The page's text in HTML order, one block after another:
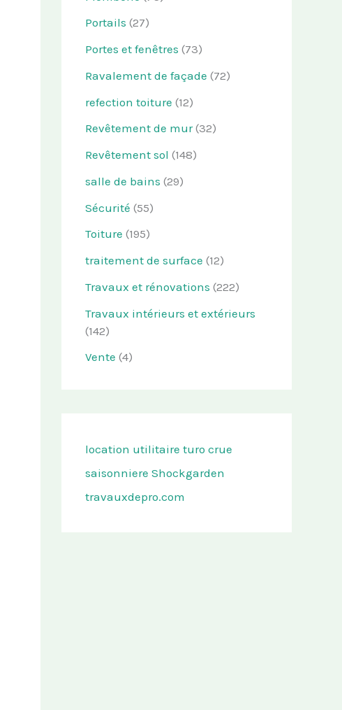
Portails (27)
Portes et fenêtres (73)
Ravalement de façade (72)
refection toiture (12)
Revêtement de mur(32)
Revêtement sol (148)
salle de bains (29)
Sécurité (55)
Toiture (195)
traitement de surface (12)
Travaux et rénovations (222)
Travaux intérieurs et extérieurs
(142)
Vente (4)
location utilitaire turo crue
saisonniere Shockgarden
travauxdepro.com